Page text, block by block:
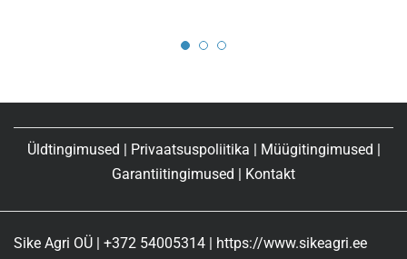
Üldtingimused Privaatsuspoliitika Müügitingimused
Garantiitingimused
Kontakt
Sike Agri OÜ | +372 54005314 | https://www.sikeagri.ee